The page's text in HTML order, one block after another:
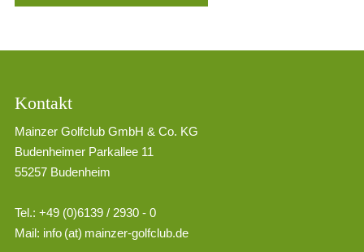
Kontakt
Mainzer Golfclub GmbH & Co. KG
Budenheimer Parkallee 11
55257 Budenheim
Tel.: +49 (0)6139 / 2930 - 0
Mail: info (at) mainzer-golfclub.de